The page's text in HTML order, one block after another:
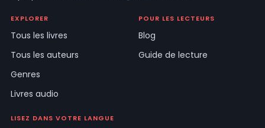
EXPLORER
Tous les livres
Tous les auteurs
Genres
Livres audio
POUR LES LECTEURS
Blog
Guide de lecture
LISEZ DANS VOTRE LANGUE